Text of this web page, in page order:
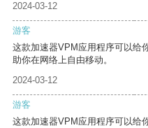
2024-03-12
游客
这款加速器VPM应用程序可以给
助你在网络上自由移动。
2024-03-12
游客
这款加速器VPM应用程序可以给